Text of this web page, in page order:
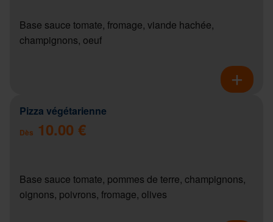
Base sauce tomate, fromage, viande hachée,
champignons, oeuf
Pizza végétarienne
Dès 10.00 €
Base sauce tomate, pommes de terre, champignons,
oignons, poivrons, fromage, olives